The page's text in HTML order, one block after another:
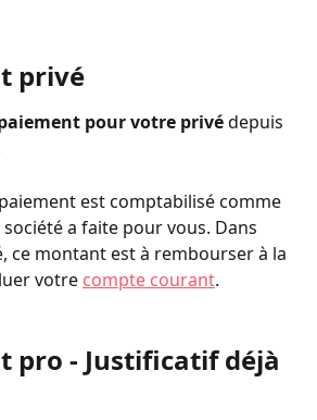
privé
pour votre privé depuis
est comptabilisé comme
a faite pour vous. Dans
ce montant est à rembourser à la
votre compte courant.
pro - Justificatif déjà